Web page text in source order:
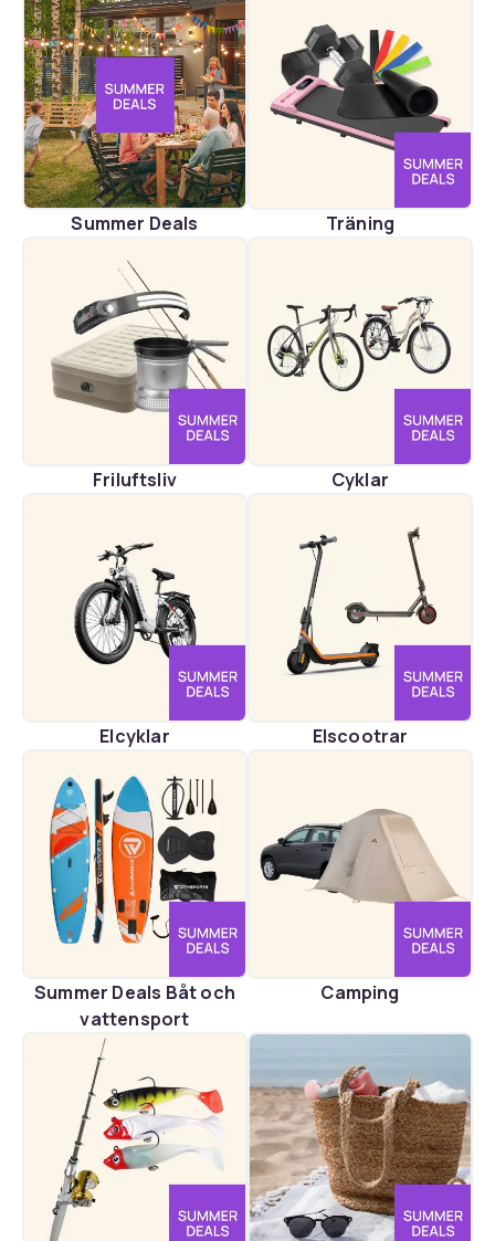
Summer Deals Träning
Friluftsliv Cyklar
Elcyklar Elscootrar
Summer Deals Båt och
vattensport
Camping